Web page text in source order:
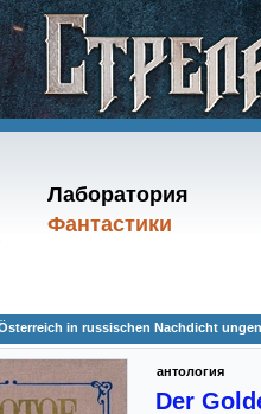
Лаборатория
Фантастики
in russischen Nachdicht
антология
Der